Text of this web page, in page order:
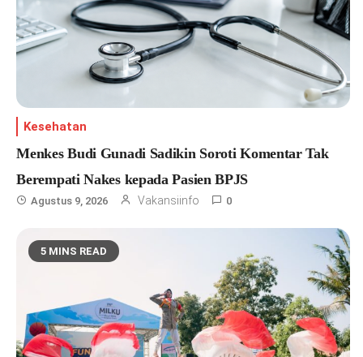
Kesehatan
Menkes Budi Gunadi Sadikin Soroti Komentar Tak
Berempati Nakes kepada Pasien BPJS
Agustus 9, 2026 Vakansiinfo 0
5 MINS READ